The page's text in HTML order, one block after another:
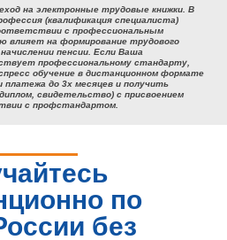
на электронные трудовые книжки. В
(квалификация специалиста)
с профессиональным
влияет на формирование трудового
пенсии. Если Ваша
профессиональному стандарту,
обучение в дистанционном формате
платежа до 3х месяцев и получить
свидетельство) с присвоением
с профстандартом.
по
без